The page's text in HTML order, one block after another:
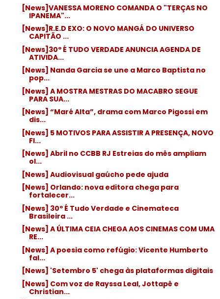
[News]VANESSA MORENO COMANDA O "TERÇAS NO
IPANEMA"...
[News]R.E.D EXO: O NOVO MANGÁ DO UNIVERSO
CAPITÃO ...
[News]30º É TUDO VERDADE ANUNCIA AGENDA DE
ATIVIDA...
[News] Nanda Garcia se une a Marco Baptista no
pop...
[News] A MOSTRA MESTRAS DO MACABRO SEGUE
PARA SUA...
[News] “Maré Alta”, drama com Marco Pigossi em
dis...
[News] 5 MOTIVOS PARA ASSISTIR A PRESENÇA, NOVO
FI...
[News] Abril no CCBB RJ Estreias do mês ampliam
ol...
[News] Audiovisual gaúcho pede ajuda
[News] Orlando: nova editora chega para
fortalecer...
[News] 30º É Tudo Verdade e Cinemateca
Brasileira ...
[News] A ÚLTIMA CEIA CHEGA AOS CINEMAS COM UMA
RE...
[News] A poesia como refúgio: Vicente Humberto
fal...
[News] 'Setembro 5' chega às plataformas digitais
[News] Com voz de Rayssa Leal, Jottapê e
Christian...